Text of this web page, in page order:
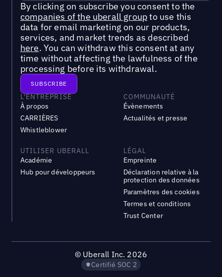
By clicking on subscribe you consent to the
companies of the uberall groupto use this
data for email marketing on our products,
services, and market trends as described
here. You can withdraw this consent at any
time without affecting the lawfulness of the
processing before its withdrawal.
L'ENTREPRISE
À propos
CARRIÈRES
Whistleblower
COMMUNAUTÉ
Évènements
Actualités et presse
UTILISER UBERALL
Académie
Hub pour développeurs
LÉGAL
Empreinte
Déclaration relative à la
protection des données
Paramètres des cookies
Termes et conditions
Trust Center
© Uberall Inc. 2026
Certifié SOC 2